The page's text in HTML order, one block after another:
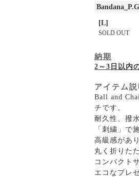
[L]
SOLD OUT
納期
2～3日以内
アイテム説
Ball and
チです。
耐久性、撥
「刺繍」で
高級感があ
丸く折りた
コンパクト
エコなプレ